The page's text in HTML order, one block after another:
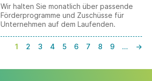
Wir halten Sie monatlich über passende
Förderprogramme und Zuschüsse für
Unternehmen auf dem Laufenden.
1 2 3 4 5 6 7 8 9 … →